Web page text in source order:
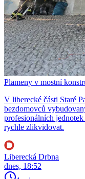
Plameny v mostní
V liberecké části Staré
bezdomovců
profesionálních
rychle zlikvidovat.
Liberecká Drbna
dnes, 18:52